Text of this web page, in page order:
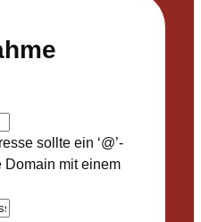
sollte ein ‘@’-
mit einem